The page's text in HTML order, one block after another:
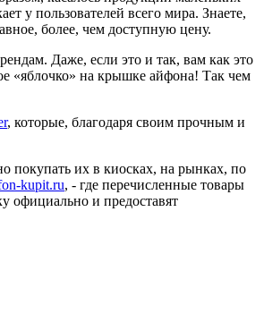
у пользователей всего мира. Знаете,
более, чем доступную цену.
Даже, если это и так, вам как это
«яблочко» на крышке айфона! Так чем
, которые, благодаря своим прочным и
покупать их в киосках, на рынках, по
kupit.ru, - где перечисленные товары
официально и предоставят